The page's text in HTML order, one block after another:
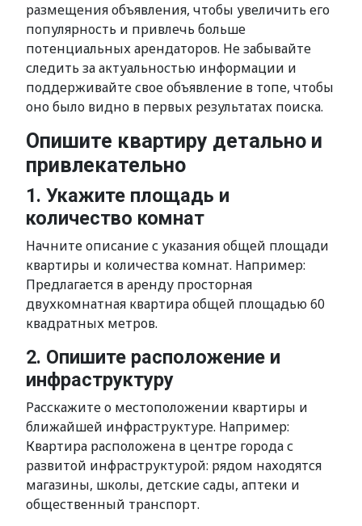
размещения объявления, чтобы увеличить его
популярность и привлечь больше
потенциальных арендаторов. Не забывайте
следить за актуальностью информации и
поддерживайте свое объявление в топе, чтобы
оно было видно в первых результатах поиска.
Опишите квартиру детально и
привлекательно
1. Укажите площадь и
количество комнат
Начните описание с указания общей площади
квартиры и количества комнат. Например:
Предлагается в аренду просторная
двухкомнатная квартира общей площадью 60
квадратных метров.
2. Опишите расположение и
инфраструктуру
Расскажите о местоположении квартиры и
ближайшей инфраструктуре. Например:
Квартира расположена в центре города с
развитой инфраструктурой: рядом находятся
магазины, школы, детские сады, аптеки и
общественный транспорт.